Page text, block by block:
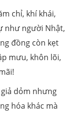
chỉ, khí khái,
như người Nhật,
đồng còn kẹt
mưu, khôn lõi,
dỏm nhưng
hóa khác mà